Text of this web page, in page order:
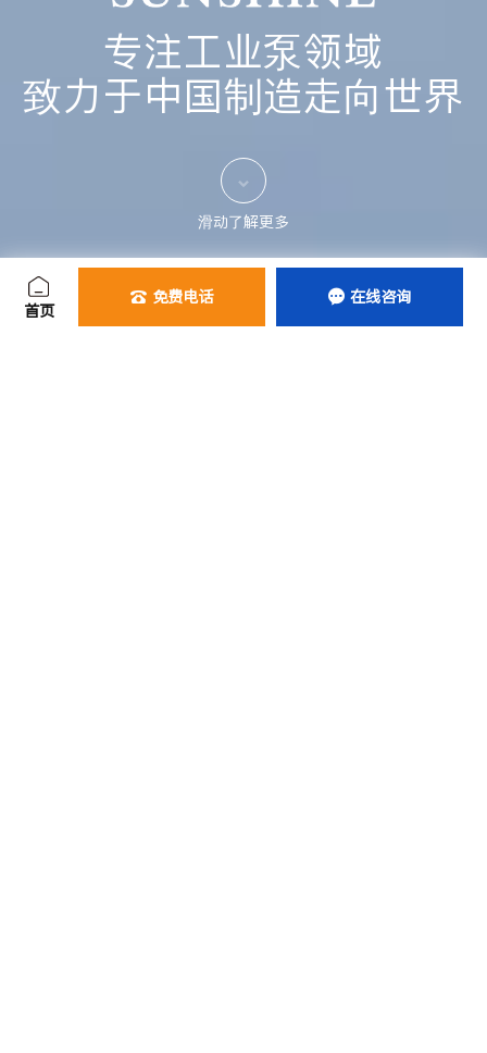
专注工业泵领域
致力于中国制造走向世界

滑动了解更多
首页
 免费电话  在线咨询